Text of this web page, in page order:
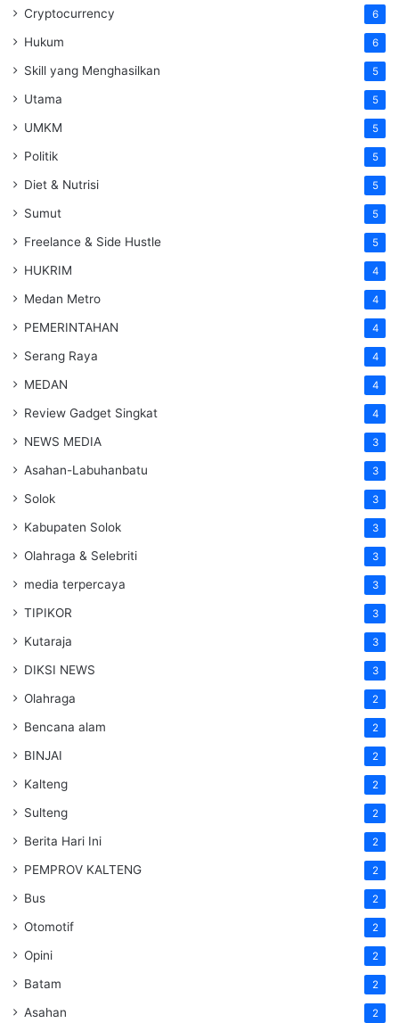
Cryptocurrency 6
Hukum 6
Skill yang Menghasilkan 5
Utama 5
UMKM 5
Politik 5
Diet & Nutrisi 5
Sumut 5
Freelance & Side Hustle 5
HUKRIM 4
Medan Metro 4
PEMERINTAHAN 4
Serang Raya 4
MEDAN 4
Review Gadget Singkat 4
NEWS MEDIA 3
Asahan-Labuhanbatu 3
Solok 3
Kabupaten Solok 3
Olahraga & Selebriti 3
media terpercaya 3
TIPIKOR 3
Kutaraja 3
DIKSI NEWS 3
Olahraga 2
Bencana alam 2
BINJAI 2
Kalteng 2
Sulteng 2
Berita Hari Ini 2
PEMPROV KALTENG 2
Bus 2
Otomotif 2
Opini 2
Batam 2
Asahan 2